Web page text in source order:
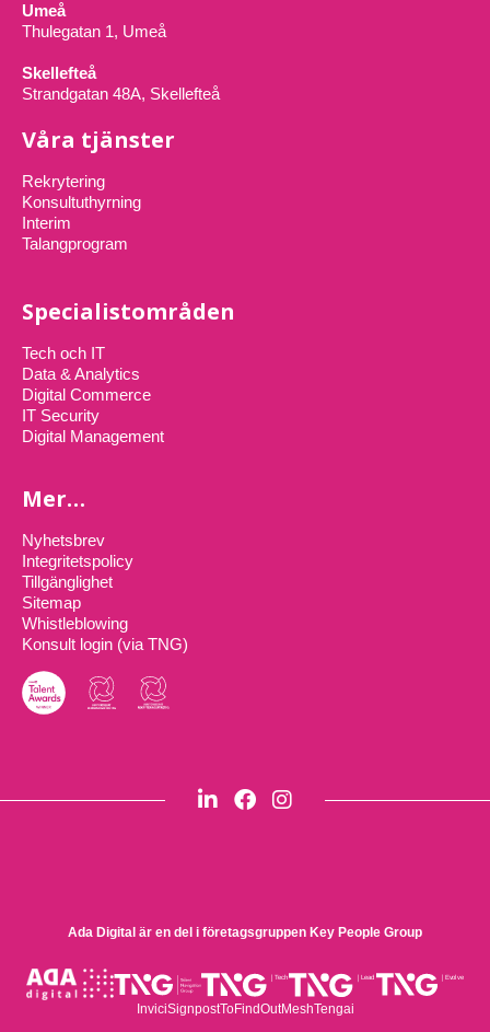
Umeå
Thulegatan 1, Umeå
Skellefteå
Strandgatan 48A, Skellefteå
Våra tjänster
Rekrytering
Konsultuthyrning
Interim
Talangprogram
Specialistområden
Tech och IT
Data & Analytics
Digital Commerce
IT Security
Digital Management
Mer…
Nyhetsbrev
Integritetspolicy
Tillgänglighet
Sitemap
Whistleblowing
Konsult login (via TNG)
Ada Digital är en del i företagsgruppen Key People Group
InviciSignpostToFindOutMeshTengai